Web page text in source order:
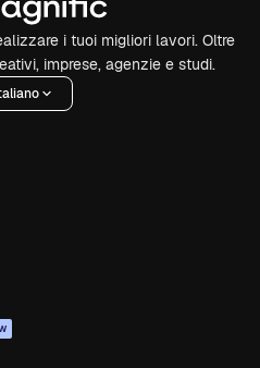
i tuoi migliori lavori. Oltre
imprese, agenzie e studi.